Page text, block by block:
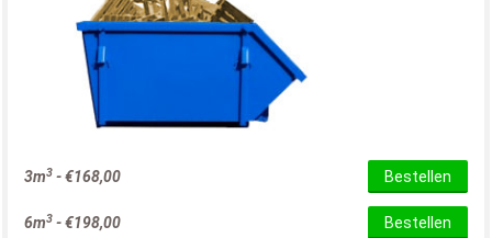
3m3 -€168,00 Bestellen
6m3 -€198,00 Bestellen